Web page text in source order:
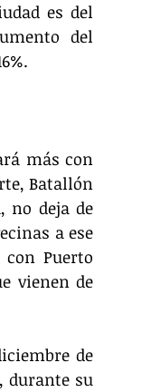
es del
del
más con
Batallón
no deja de
a ese
Puerto
vienen de
de
durante su